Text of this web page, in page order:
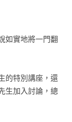
堂翻譯課。」
所以翻譯工作
我要更好的自我
實地將一門翻
特別講座，還
生加入討論，總